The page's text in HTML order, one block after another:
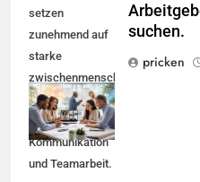
setzen
zunehmend auf
starke
zwischenmenschliche
Kompetenzen
wie
Kommunikation
und Teamarbeit.
suchen.
pricken